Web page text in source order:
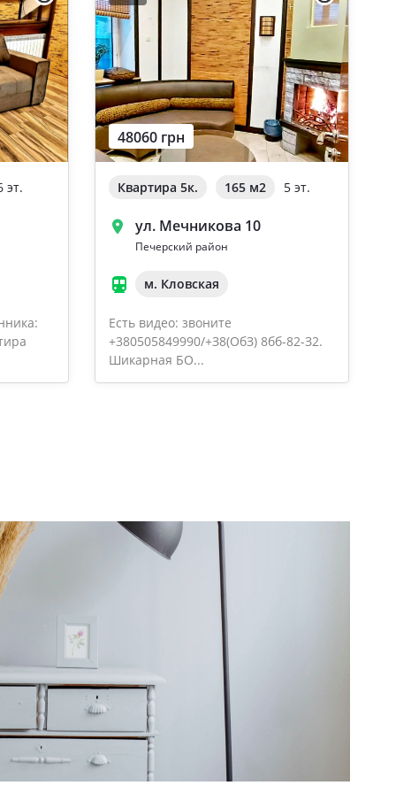
эт.
48060 грн
Квартира 5к. 165 м2 5 эт.
ул. Мечникова 10
Печерский район
м. Кловская
Есть видео: звоните
+380505849990/+З8(OбЗ) 8бб-82-З2.
Шикарная БО...